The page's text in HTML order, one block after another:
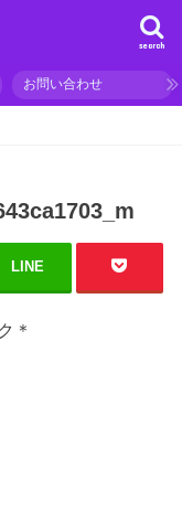
search
お問い合わせ
LINE
＊